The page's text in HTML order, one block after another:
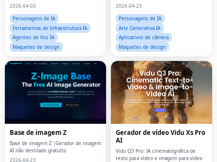
2026-04-03
Personagens de IA
Ferramentas de Infraestrutura IA
Agentes de Voz IA
Maquetes de design
2026-04-23
Personagens de IA
Arte Generativa IA
Aplicativos de câmera
Maquetes de design
Base de imagem Z
Base de imagem Z |Gerador de imagem
AI não destilado gratuito
2026-04-23
Gerador de vídeo Vidu Xs Pro
AI
Vidu Q3 Pro: IA cinematográfica de
texto para vídeo e imagem para vídeo